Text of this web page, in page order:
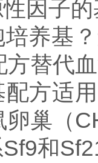
因子
养基
方替代
方适
卵巢（
和